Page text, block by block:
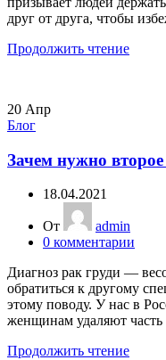
друг от друга, чтобы
Продолжить чтение
20 Апр
Блог
Зачем нужно
18.04.2021
От
admin
0 комментарии
Диагноз рак груди —
обратиться к другому
этому поводу. У нас в
женщинам удаляют часть
Продолжить чтение